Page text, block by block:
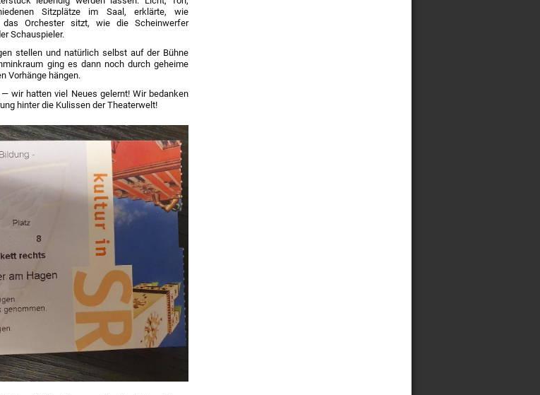
Sitzplätze im Saal, erklärte, wie
das Orchester sitzt, wie die Scheinwerfer
Schauspieler.
stellen und natürlich selbst auf der Bühne
ging es dann noch durch geheime
Vorhänge hängen.
wir hatten viel Neues gelernt! Wir bedanken
hinter die Kulissen der Theaterwelt!